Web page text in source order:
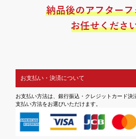
お支払い・決済について
お支払い方法は、銀行振込・クレジットカード決
支払い方法をお選びいただけます。